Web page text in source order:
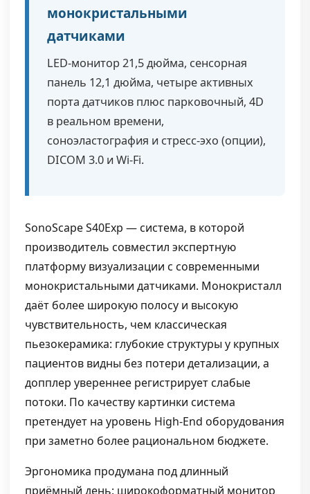
монокристальными
датчиками
LED-монитор 21,5 дюйма, сенсорная
панель 12,1 дюйма, четыре активных
порта датчиков плюс парковочный, 4D
в реальном времени,
соноэластография и стресс-эхо (опции),
DICOM 3.0 и Wi-Fi.
SonoScape S40Exp — система, в которой
производитель совместил экспертную
платформу визуализации с современными
монокристальными датчиками. Монокристалл
даёт более широкую полосу и высокую
чувствительность, чем классическая
пьезокерамика: глубокие структуры у крупных
пациентов видны без потери детализации, а
допплер увереннее регистрирует слабые
потоки. По качеству картинки система
претендует на уровень High-End оборудования
при заметно более рациональном бюджете.
Эргономика продумана под длинный
приёмный день: широкоформатный монитор